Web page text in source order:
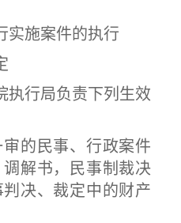
实施案件的执行
执行局负责下列生效
的民事、行政案件
解书，民事制裁决
决、裁定中的财产